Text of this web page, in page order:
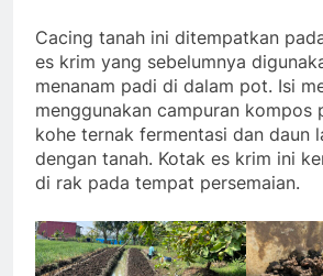
Cacing tanah ini ditempatkan
es krim yang sebelumnya
menanam padi di dalam pot. Isi
menggunakan campuran kompos
kohe ternak fermentasi dan daun
dengan tanah. Kotak es krim ini
di rak pada tempat persemaian.